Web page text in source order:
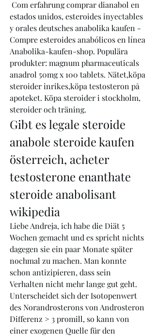
estados unidos, esteroides inyectables
y orales deutsches anabolika kaufen -
Compre esteroides anabólicos en línea
Anabolika-kaufen-shop. Populära
produkter: magnum pharmaceuticals
anadrol 50mg x 100 tablets. Nätet,köpa
steroider inrikes,köpa testosteron på
apoteket. Köpa steroider i stockholm,
steroider och träning.
Gibt es legale steroide
anabole steroide kaufen
österreich, acheter
testosterone enanthate
steroide anabolisant
wikipedia
Liebe Andreja, ich habe die Diät 5
Wochen gemacht und es spricht nichts
dagegen sie ein paar Monate später
nochmal zu machen. Man konnte
schon antizipieren, dass sein
Verhalten nicht mehr lange gut geht.
Unterscheidet sich der Isotopenwert
des Norandrosterons von Androsteron
Differenz > 3 promill, so kann von
einer exogenen Quelle für den